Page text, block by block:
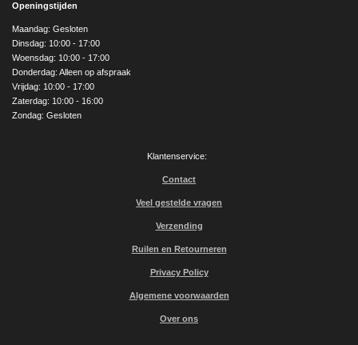
b
o
k
a
g
r
a
m
e
Openingstijden
Maandag: Gesloten
Dinsdag: 10:00 - 17:00
Woensdag: 10:00 - 17:00
Donderdag: Alleen op afspraak
Vrijdag: 10:00 - 17:00
Zaterdag: 10:00 - 16:00
Zondag: Gesloten
Klantenservice:
Contact
Veel gestelde vragen
Verzending
Ruilen en Retourneren
Privacy Policy
Algemene voorwaarden
Over ons